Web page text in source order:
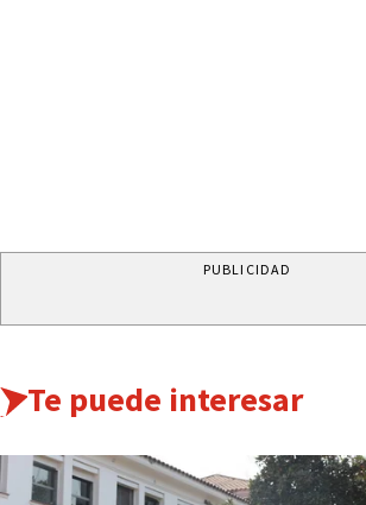
PUBLICIDAD
Te puede interesar